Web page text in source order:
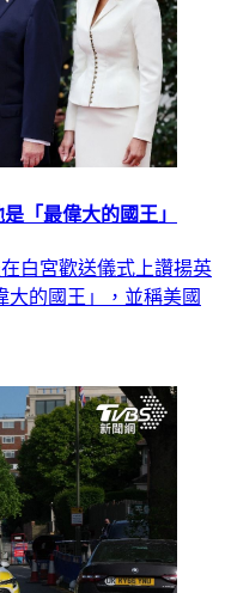
「最偉大的國王」
白宮歡送儀式上讚揚英
大的國王」，並稱美國